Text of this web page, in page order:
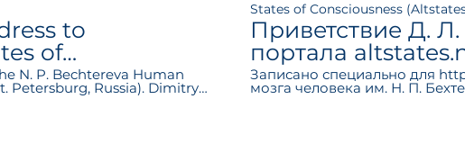
to
of
N. P. Bechtereva Human
Russia). Dimitry
Brain Institute.
States of Consciousness
Приветствие Д.
портала
Записано специально для
мозга человека им. Н. П.
Леонидович Спивак —